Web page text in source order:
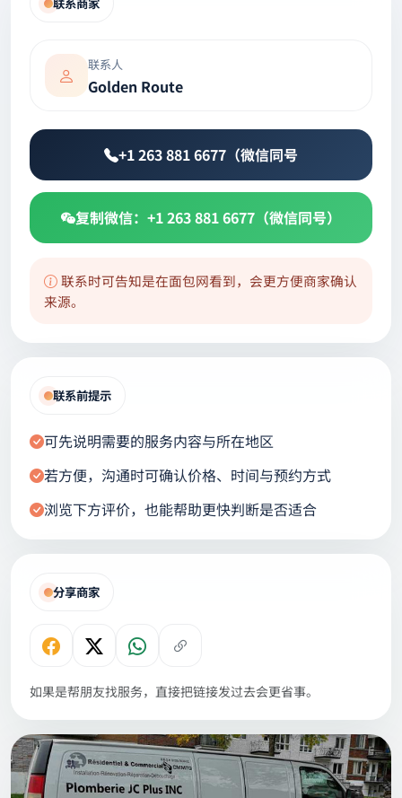
联系人
Golden Route
+1 263 881 6677（微信同号
复制微信：+1 263 881 6677（微信同号）
联系时可告知是在面包网看到，会更方便商家确认
来源。
联系前提示
可先说明需要的服务内容与所在地区
若方便，沟通时可确认价格、时间与预约方式
浏览下方评价，也能帮助更快判断是否适合
分享商家
如果是帮朋友找服务，直接把链接发过去会更省事。